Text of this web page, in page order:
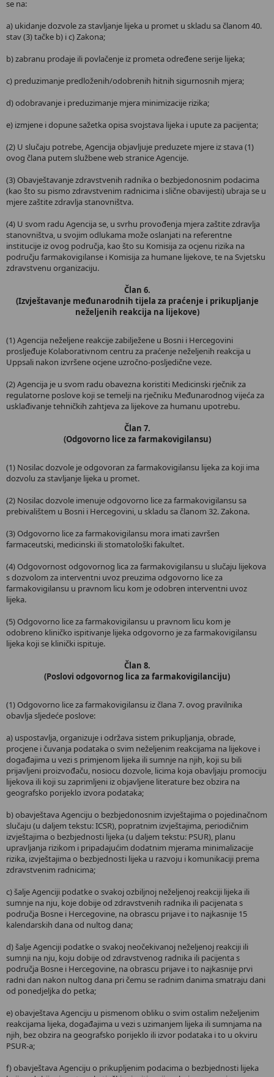
se na:
a) ukidanje dozvole za stavljanje lijeka u promet u skladu sa članom 40.
stav (3) tačke b) i c) Zakona;
b) zabranu prodaje ili povlačenje iz prometa određene serije lijeka;
c) preduzimanje predloženih/odobrenih hitnih sigurnosnih mjera;
d) odobravanje i preduzimanje mjera minimizacije rizika;
e) izmjene i dopune sažetka opisa svojstava lijeka i upute za pacijenta;
(2) U slučaju potrebe, Agencija objavljuje preduzete mjere iz stava (1)
ovog člana putem službene web stranice Agencije.
(3) Obavještavanje zdravstvenih radnika o bezbjedonosnim podacima
(kao što su pismo zdravstvenim radnicima i slične obavijesti) ubraja se u
mjere zaštite zdravlja stanovništva.
(4) U svom radu Agencija se, u svrhu provođenja mjera zaštite zdravlja
stanovništva, u svojim odlukama može oslanjati na referentne
institucije iz ovog područja, kao što su Komisija za ocjenu rizika na
području farmakovigilanse i Komisija za humane lijekove, te na Svjetsku
zdravstvenu organizaciju.
Član 6.
(Izvještavanje međunarodnih tijela za praćenje i prikupljanje
neželjenih reakcija na lijekove)
(1) Agencija neželjene reakcije zabilježene u Bosni i Hercegovini
prosljeđuje Kolaborativnom centru za praćenje neželjenih reakcija u
Uppsali nakon izvršene ocjene uzročno-posljedične veze.
(2) Agencija je u svom radu obavezna koristiti Medicinski rječnik za
regulatorne poslove koji se temelji na rječniku Međunarodnog vijeća za
usklađivanje tehničkih zahtjeva za lijekove za humanu upotrebu.
Član 7.
(Odgovorno lice za farmakovigilansu)
(1) Nosilac dozvole je odgovoran za farmakovigilansu lijeka za koji ima
dozvolu za stavljanje lijeka u promet.
(2) Nosilac dozvole imenuje odgovorno lice za farmakovigilansu sa
prebivalištem u Bosni i Hercegovini, u skladu sa članom 32. Zakona.
(3) Odgovorno lice za farmakovigilansu mora imati završen
farmaceutski, medicinski ili stomatološki fakultet.
(4) Odgovornost odgovornog lica za farmakovigilansu u slučaju lijekova
s dozvolom za interventni uvoz preuzima odgovorno lice za
farmakovigilansu u pravnom licu kom je odobren interventni uvoz
lijeka.
(5) Odgovorno lice za farmakovigilansu u pravnom licu kom je
odobreno kliničko ispitivanje lijeka odgovorno je za farmakovigilansu
lijeka koji se klinički ispituje.
Član 8.
(Poslovi odgovornog lica za farmakovigilanciju)
(1) Odgovorno lice za farmakovigilansu iz člana 7. ovog pravilnika
obavlja sljedeće poslove:
a) uspostavlja, organizuje i održava sistem prikupljanja, obrade,
procjene i čuvanja podataka o svim neželjenim reakcijama na lijekove i
događajima u vezi s primjenom lijeka ili sumnje na njih, koji su bili
prijavljeni proizvođaču, nosiоcu dozvole, licima koja obavljaju promociju
lijekova ili koji su zaprimljeni iz objavljene literature bez obzira na
geografsko porijeklo izvora podataka;
b) obavještava Agenciju o bezbjedonosnim izvještajima o pojedinačnom
slučaju (u daljem tekstu: ICSR), popratnim izvještajima, periodičnim
izvještajima o bezbjednosti lijeka (u daljem tekstu: PSUR), planu
upravljanja rizikom i pripadajućim dodatnim mjerama minimalizacije
rizika, izvještajima o bezbjednosti lijeka u razvoju i komunikaciji prema
zdravstvenim radnicima;
c) šalje Agenciji podatke o svakoj ozbiljnoj neželjenoj reakciji lijeka ili
sumnje na nju, koje dobije od zdravstvenih radnika ili pacijenata s
područja Bosne i Hercegovine, na obrascu prijave i to najkasnije 15
kalendarskih dana od nultog dana;
d) šalje Agenciji podatke o svakoj neočekivanoj neželjenoj reakciji ili
sumnji na nju, koju dobije od zdravstvenog radnika ili pacijenta s
područja Bosne i Hercegovine, na obrascu prijave i to najkasnije prvi
radni dan nakon nultog dana pri čemu se radnim danima smatraju dani
od ponedjeljka do petka;
e) obavještava Agenciju u pismenom obliku o svim ostalim neželjenim
reakcijama lijeka, događajima u vezi s uzimanjem lijeka ili sumnjama na
njih, bez obzira na geografsko porijeklo ili izvor podataka i to u okviru
PSUR-a;
f) obavještava Agenciju o prikupljenim podacima o bezbjednosti lijeka